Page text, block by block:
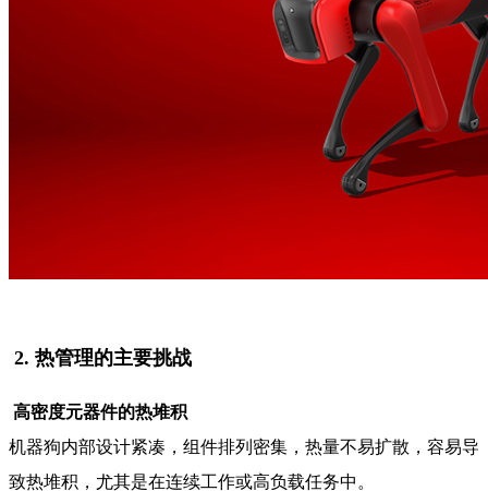
2. 热管理的主要挑战
高密度元器件的热堆积
机器狗内部设计紧凑，组件排列密集，热量不易扩散，容易导
致热堆积，尤其是在连续工作或高负载任务中。